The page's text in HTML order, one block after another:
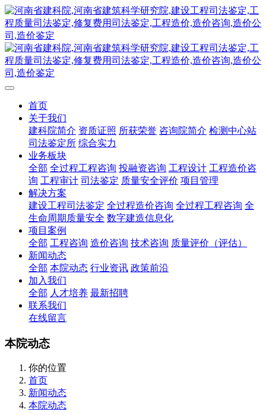
首页
关于我们
建科院简介 资质证照 所获荣誉 咨询院简介 检测中心站
司法鉴定所 综合实力
业务板块
全部 全过程工程咨询 投融资咨询 工程设计 工程造价咨
询 工程审计 司法鉴定 质量安全评价 项目管理
解决方案
建设工程司法鉴定 全过程造价咨询 全过程工程咨询 全
生命周期质量安全 数字建造信息化
项目案例
全部 工程咨询 造价咨询 技术咨询 质量评价（评估）
新闻动态
全部 本院动态 行业资讯 政策前沿
加入我们
全部 人才培养 最新招聘
联系我们
在线留言
本院动态
你的位置
首页
新闻动态
本院动态